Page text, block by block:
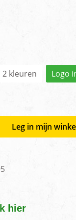
2 kleuren
Logo
Leg in mijn
hier